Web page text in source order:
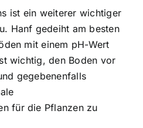
ist ein weiterer wichtiger
Hanf gedeiht am besten
mit einem pH-Wert
wichtig, den Boden vor
gegebenenfalls
für die Pflanzen zu